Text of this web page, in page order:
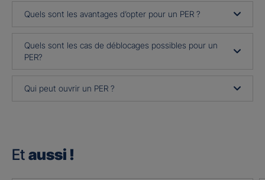
Quels sont les avantages d’opter pour un PER ?
Quels sont les cas de déblocages possibles pour un
PER?
Qui peut ouvrir un PER ?
Et aussi !